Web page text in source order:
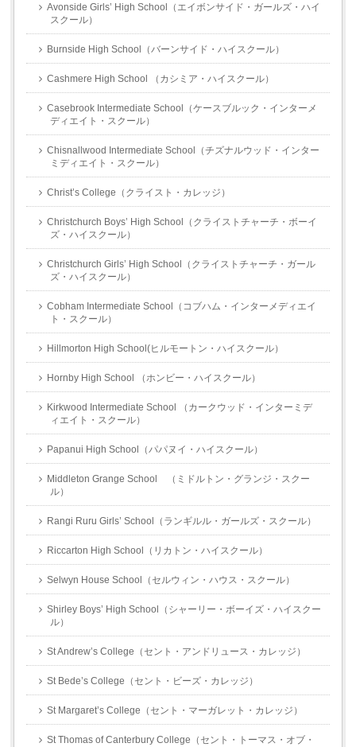
Avonside Girls’ High School（エイボンサイド・ガールズ・ハイ
スクール）
Burnside High School（バーンサイド・ハイスクール）
Cashmere High School （カシミア・ハイスクール）
Casebrook Intermediate School（ケースブルック・インターメ
ディエイト・スクール）
Chisnallwood Intermediate School（チズナルウッド・インター
ミディエイト・スクール）
Christ’s College（クライスト・カレッジ）
Christchurch Boys’ High School（クライストチャーチ・ボーイ
ズ・ハイスクール）
Christchurch Girls’ High School（クライストチャーチ・ガール
ズ・ハイスクール）
Cobham Intermediate School（コブハム・インターメディエイ
ト・スクール）
Hillmorton High School(ヒルモートン・ハイスクール）
Hornby High School （ホンビー・ハイスクール）
Kirkwood Intermediate School （カークウッド・インターミデ
ィエイト・スクール）
Papanui High School（パパヌイ・ハイスクール）
Middleton Grange School （ミドルトン・グランジ・スクー
ル）
Rangi Ruru Girls’ School（ランギルル・ガールズ・スクール）
Riccarton High School（リカトン・ハイスクール）
Selwyn House School（セルウィン・ハウス・スクール）
Shirley Boys’ High School（シャーリー・ボーイズ・ハイスクー
ル）
St Andrew’s College（セント・アンドリュース・カレッジ）
St Bede’s College（セント・ビーズ・カレッジ）
St Margaret’s College（セント・マーガレット・カレッジ）
St Thomas of Canterbury College（セント・トーマス・オブ・